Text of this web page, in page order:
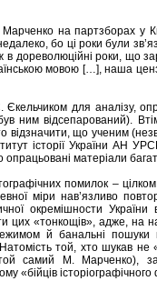
на партзборах у
бо ці роки були
дореволюційні роки, що
мовою […], наша
для аналізу,
ним відсепарований).
відзначити, що ученим
історії України АН
матеріали
помилок –
міри нав’язливо
окремішности України
цих «тонкощів», адже, на
й банальні пошуки
той, хто шукав
самий М. Марченко),
«бійців